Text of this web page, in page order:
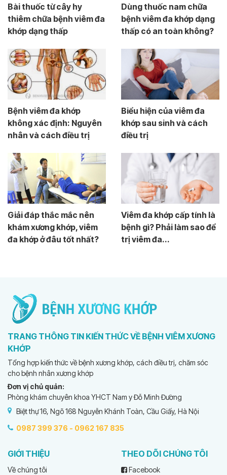
Bài thuốc từ cây hy
thiêm chữa bệnh viêm đa
khớp dạng thấp
Dùng thuốc nam chữa
bệnh viêm đa khớp dạng
thấp có an toàn không?
Bệnh viêm đa khớp
không xác định: Nguyên
nhân và cách điều trị
Biểu hiện của viêm đa
khớp sau sinh và cách
điều trị
Giải đáp thắc mắc nên
khám xương khớp, viêm
đa khớp ở đâu tốt nhất?
Viêm đa khớp cấp tính là
bệnh gì? Phải làm sao để
trị viêm đa...
TRANG THÔNG TIN KIẾN THỨC VỀ BỆNH VIÊM XƯƠNG
KHỚP
Tổng hợp kiến thức về bệnh xương khớp, cách điều trị, chăm sóc
cho bệnh nhân xương khớp
Đơn vị chủ quản:
Phòng khám chuyên khoa YHCT Nam y Đỗ Minh Đường
Biệt thự 16, Ngõ 168 Nguyễn Khánh Toàn, Cầu Giấy, Hà Nội
0987 399 376 - 0962 167 835
GIỚI THIỆU
Về chúng tôi
THEO DÕI CHÚNG TÔI
Facebook